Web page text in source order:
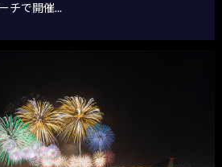
チで開催...